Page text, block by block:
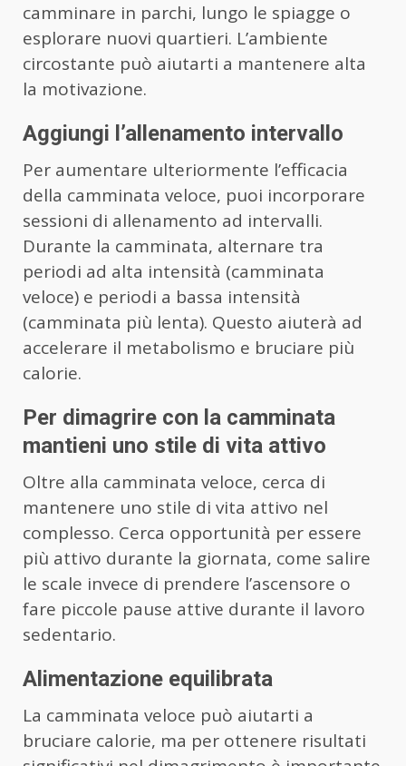
camminare in parchi, lungo le spiagge o
esplorare nuovi quartieri. L’ambiente
circostante può aiutarti a mantenere alta
la motivazione.
Aggiungi l’allenamento intervallo
Per aumentare ulteriormente l’efficacia
della camminata veloce, puoi incorporare
sessioni di allenamento ad intervalli.
Durante la camminata, alternare tra
periodi ad alta intensità (camminata
veloce) e periodi a bassa intensità
(camminata più lenta). Questo aiuterà ad
accelerare il metabolismo e bruciare più
calorie.
Per dimagrire con la camminata
mantieni uno stile di vita attivo
Oltre alla camminata veloce, cerca di
mantenere uno stile di vita attivo nel
complesso. Cerca opportunità per essere
più attivo durante la giornata, come salire
le scale invece di prendere l’ascensore o
fare piccole pause attive durante il lavoro
sedentario.
Alimentazione equilibrata
La camminata veloce può aiutarti a
bruciare calorie, ma per ottenere risultati